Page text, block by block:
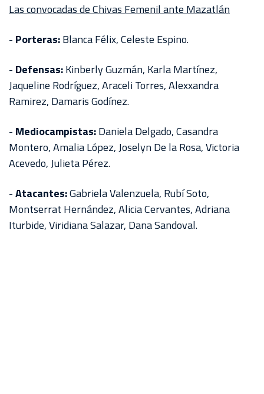
CHIVASTV
ESTADIO
TOUR
ESTADIO
Las convocadas de Chivas Femenil ante Mazatlán
- Porteras:Blanca Félix, Celeste Espino.
- Defensas:Kinberly Guzmán, Karla Martínez,
Jaqueline Rodríguez, Araceli Torres, Alexxandra
Ramirez, Damaris Godínez.
- Mediocampistas:Daniela Delgado, Casandra
Montero, Amalia López, Joselyn De la Rosa, Victoria
Acevedo, Julieta Pérez.
-Atacantes:Gabriela Valenzuela, Rubí Soto,
Montserrat Hernández, Alicia Cervantes, Adriana
Iturbide, Viridiana Salazar, Dana Sandoval.